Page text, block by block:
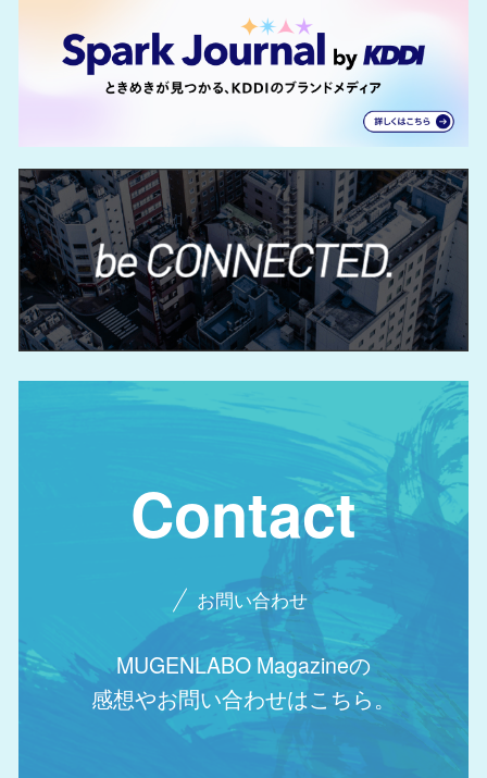
Contact
お問い合わせ
MUGENLABO Magazineの
感想やお問い合わせはこちら。